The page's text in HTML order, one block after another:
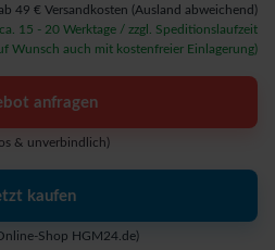
49 € Versandkosten (Ausland abweichend)
15 - 20 Werktage / zzgl. Speditionslaufzeit
Wunsch auch mit kostenfreier Einlagerung)
anfragen
& unverbindlich)
kaufen
Shop HGM24.de)